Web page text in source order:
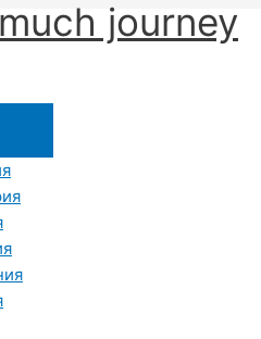
journey